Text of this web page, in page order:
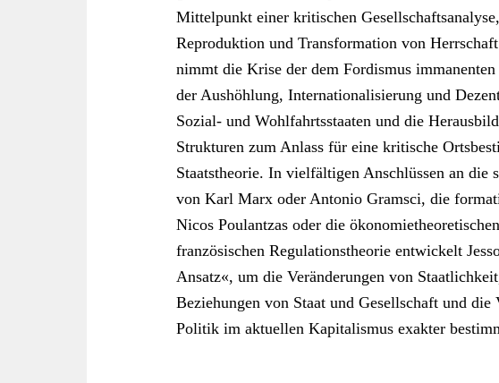
Mittelpunkt einer kritischen
Reproduktion und Transformation von
nimmt die Krise der dem Fordismus
der Aushöhlung, Internationalisierung und
Sozial- und Wohlfahrtsstaaten und die
Strukturen zum Anlass für eine kritische
Staatstheorie. In vielfältigen Anschlüssen an die
von Karl Marx oder Antonio Gramsci, die
Nicos Poulantzas oder die
französischen Regulationstheorie entwickelt
Ansatz«, um die Veränderungen von
Beziehungen von Staat und Gesellschaft und
Politik im aktuellen Kapitalismus exakter